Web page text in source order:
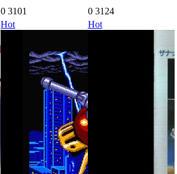
03101 0 3124
Hot Hot